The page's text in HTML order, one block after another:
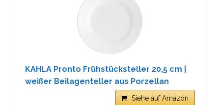
KAHLA Pronto Frühstücksteller 20,5 cm |
weißer Beilagenteller aus Porzellan
Siehe auf Amazon